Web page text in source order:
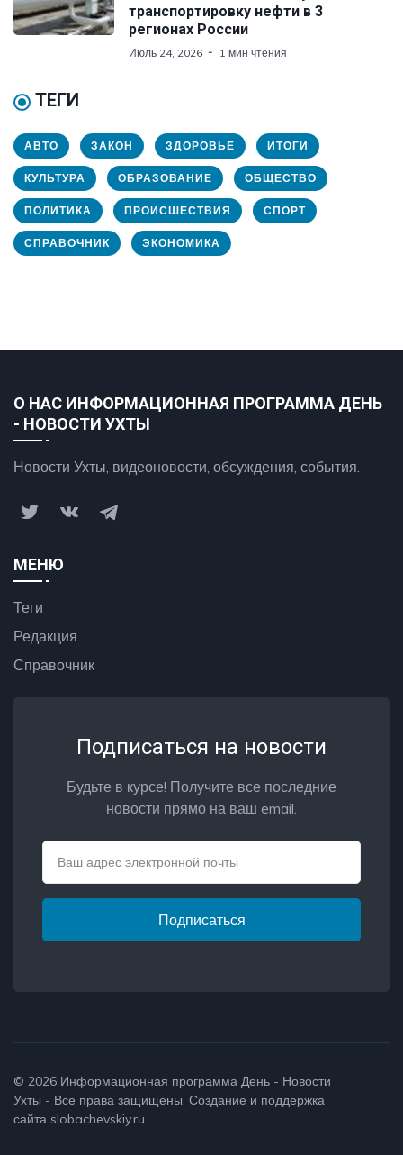
транспортировку нефти в 3
регионах России
Июль 24, 2026 1 мин чтения
ТЕГИ
АВТО ЗАКОН ЗДОРОВЬЕ ИТОГИ
КУЛЬТУРА ОБРАЗОВАНИЕ ОБЩЕСТВО
ПОЛИТИКА ПРОИСШЕСТВИЯ СПОРТ
СПРАВОЧНИК ЭКОНОМИКА
О НАС ИНФОРМАЦИОННАЯ ПРОГРАММА ДЕНЬ
- НОВОСТИ УХТЫ
Новости Ухты, видеоновости, обсуждения, события.
МЕНЮ
Теги
Редакция
Справочник
Подписаться на новости
Будьте в курсе! Получите все последние
новости прямо на ваш email.
Подписаться
© 2026 Информационная программа День - Новости
Ухты - Все права защищены. Создание и поддержка
сайта slobachevskiy.ru